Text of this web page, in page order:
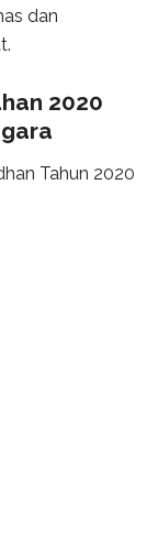
dan
2020
Tahun 2020